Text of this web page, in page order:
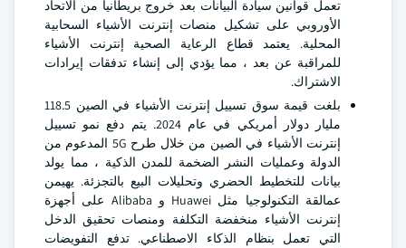
تعمل قوانين سيادة البيانات بعد خروج بريطانيا من الاتحاد
الأوروبي على تشكيل منصات إنترنت الأشياء السحابية
المحلية. يعتمد قطاع الرعاية الصحية إنترنت الأشياء
للمراقبة عن بعد ، مما يؤدي إلى إنشاء تدفقات إيرادات
الاشتراك.
بلغت قيمة سوق تسييل إنترنت الأشياء في الصين 118.5
مليار دولار أمريكي في عام 2024. يتم دفع نمو تسييل
إنترنت الأشياء في الصين من خلال طرح 5G المدعوم من
الدولة وعمليات النشر الضخمة للمدن الذكية ، مما يولد
بيانات للتخطيط الحضري وتحليلات البيع بالتجزئة. يهيمن
عمالقة التكنولوجيا مثل Huawei و Alibaba على أجهزة
إنترنت الأشياء منخفضة التكلفة ومنصات تحقيق الدخل
التي تعمل بنظام الذكاء الاصطناعي. تدفع التفويضات